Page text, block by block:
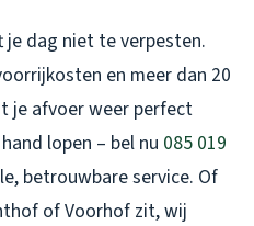
dag niet te verpesten.
en meer dan 20
je afvoer weer perfect
lopen – bel nu 085 019
betrouwbare service. Of
of Voorhof zit, wij